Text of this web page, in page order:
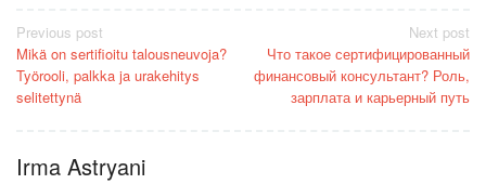
Post
navigation
Previous post
Mikä on sertifioitu talousneuvoja?
Työrooli, palkka ja urakehitys
selitettynä
Next post
Что такое сертифицированный
финансовый консультант? Роль,
зарплата и карьерный путь
Irma Astryani